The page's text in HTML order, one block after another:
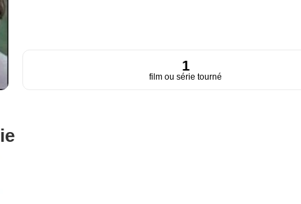
1
film ou série tourné